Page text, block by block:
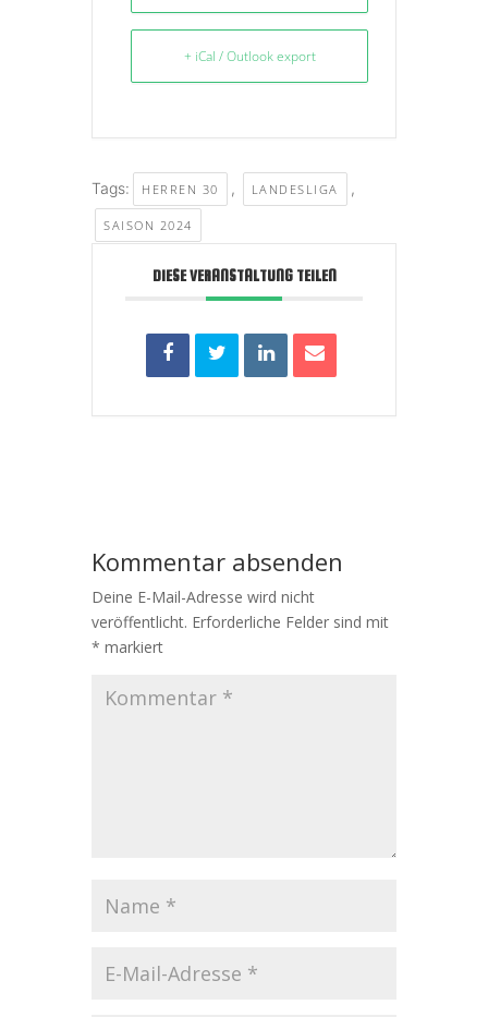
+ iCal / Outlook export
Tags: HERREN 30 , LANDESLIGA ,
SAISON 2024
DIESE VERANSTALTUNG TEILEN
Kommentar absenden
Deine E-Mail-Adresse wird nicht
veröffentlicht. Erforderliche Felder sind mit
* markiert